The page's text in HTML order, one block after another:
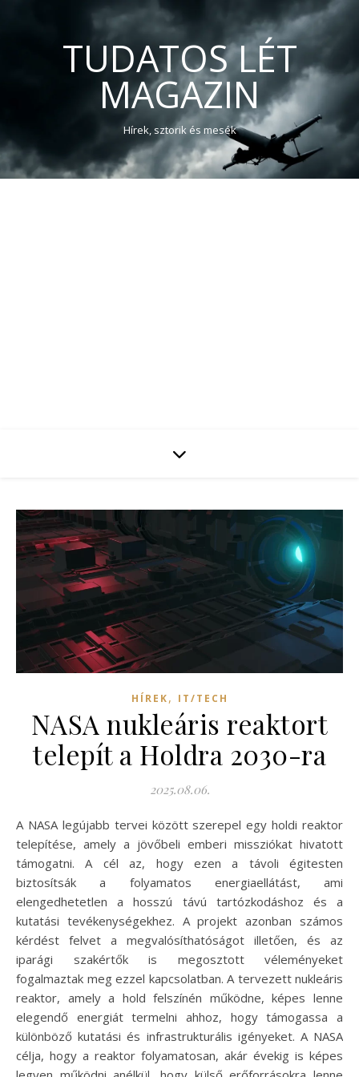
TUDATOS LÉT
MAGAZIN
Hírek, sztorik és mesék
HÍREK, IT/TECH
NASA nukleáris reaktort
telepít a Holdra 2030-ra
2025.08.06.
A NASA legújabb tervei között szerepel egy holdi reaktor
telepítése, amely a jövőbeli emberi missziókat hivatott
támogatni. A cél az, hogy ezen a távoli égitesten
biztosítsák a folyamatos energiaellátást, ami
elengedhetetlen a hosszú távú tartózkodáshoz és a
kutatási tevékenységekhez. A projekt azonban számos
kérdést felvet a megvalósíthatóságot illetően, és az
iparági szakértők is megosztott véleményeket
fogalmaztak meg ezzel kapcsolatban. A tervezett nukleáris
reaktor, amely a hold felszínén működne, képes lenne
elegendő energiát termelni ahhoz, hogy támogassa a
különböző kutatási és infrastrukturális igényeket. A NASA
célja, hogy a reaktor folyamatosan, akár évekig is képes